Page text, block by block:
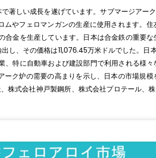
著しい成長を遂げています。サブマージアー
やフェロマンガンの生産に使用されます。
金を生産しています。日本は合金鉄の重要
し、その価格は11,076.45万米ドルでした。日
、特に自動車および建設部門で利用される様
ーク炉の需要の高まりを示し、日本の市場規
株式会社神戸製鋼所、株式会社プロテール、